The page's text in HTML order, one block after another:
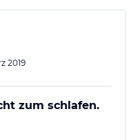
2019
zum schlafen.